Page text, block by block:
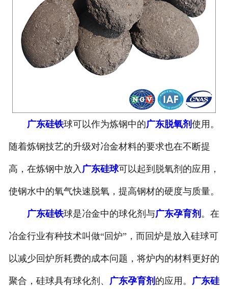
广东硅铁球可以作为炼钢中的广东脱氧剂使用。
随着炼钢技艺的升级对冶金材料的要求也在不断提
高，在炼钢中放入 广东硅球可以起到脱氧剂的应用，
使钢水中的氧气快速脱氧，提高钢材的硬度与质量。
广东硅铁球是冶金中的球化剂与广东孕育剂 。在
冶金行业有种技术叫做“回炉”，而回炉是放入硅球可
以减少回炉所耗费的成本问题，将炉内的材料更好的
聚合，硅球具有球化剂、 广东孕育剂 的应用。 广东硅